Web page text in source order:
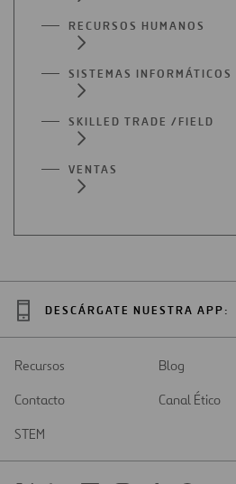
RECURSOS HUMANOS
SISTEMAS INFORMÁTICOS
SKILLED TRADE /FIELD
VENTAS
DESCÁRGATE NUESTRA APP:
Recursos
Blog
Contacto
Canal Ético
STEM